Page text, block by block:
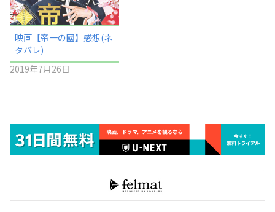
映画【帝一の國】感想(ネ
タバレ)
2019年7月26日